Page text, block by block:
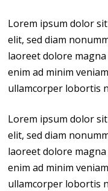
Lorem ipsum dolor
elit, sed diam
laoreet dolore
enim ad minim
ullamcorper lobortis
Lorem ipsum dolor
elit, sed diam
laoreet dolore
enim ad minim
ullamcorper lobortis